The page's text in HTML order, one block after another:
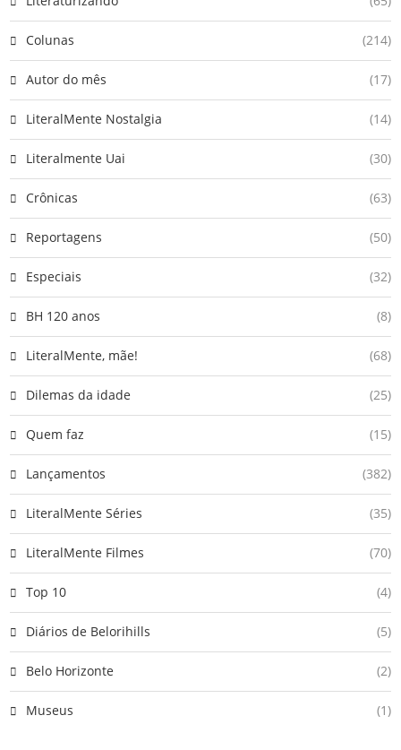
Colunas (214)
Autor do mês (17)
LiteralMente Nostalgia (14)
Literalmente Uai (30)
Crônicas (63)
Reportagens (50)
Especiais (32)
BH 120 anos (8)
LiteralMente, mãe! (68)
Dilemas da idade (25)
Quem faz (15)
Lançamentos (382)
LiteralMente Séries (35)
LiteralMente Filmes (70)
Top 10 (4)
Diários de Belorihills (5)
Belo Horizonte (2)
Museus (1)